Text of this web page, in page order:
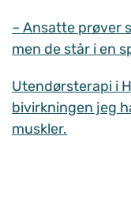
– Ansatte prøver
men de står i en
Utendørsterapi i
bivirkningen jeg
muskler.